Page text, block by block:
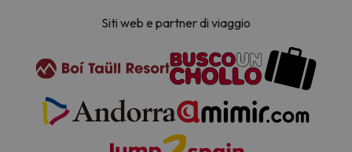
Siti web e partner di viaggio